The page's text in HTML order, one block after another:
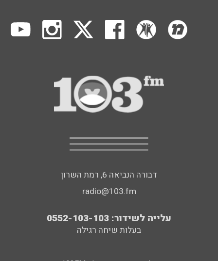
דבורה הנביאה 6, רמת השרון
radio@103.fm
עלייה לשידור: 0552-103-103
בעלות שיחה רגילה